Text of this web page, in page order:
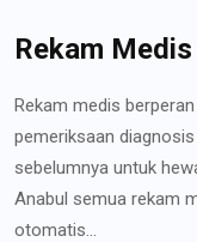
Rekam
Rekam medis
pemeriksaan
sebelumnya untuk
Anabul semua rekam
otomatis...